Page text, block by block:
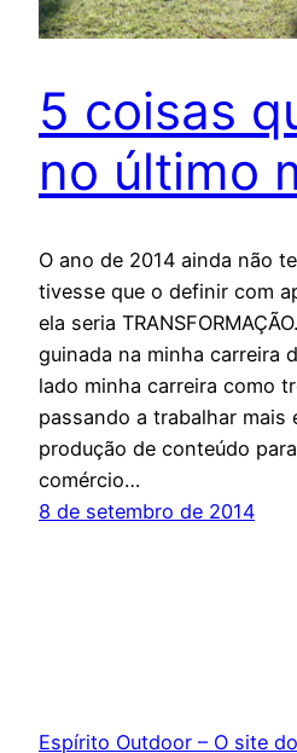
5 coisas
no último
O ano de 2014 ainda não
tivesse que o definir com
ela seria
guinada na minha carreira
lado minha carreira como
passando a trabalhar mais
produção de conteúdo
comércio…
8 de setembro de 2014
Espírito Outdoor – O site